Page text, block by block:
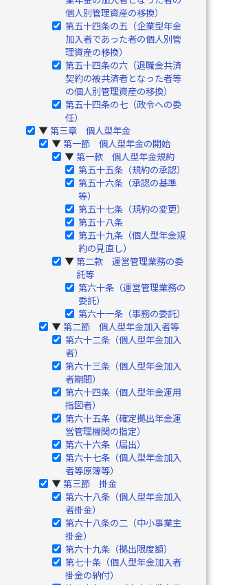
個人別管理資産の移換）
第五十四条の五（企業型年金
加入者であった者の個人別管
理資産の移換）
第五十四条の六（退職金共済
契約の被共済者となった者等
の個人別管理資産の移換）
第五十四条の七（政令への委
任）
▶ 第三章 個人型年金
▶ 第一節 個人型年金の開始
▶ 第一款 個人型年金規約
第五十五条（規約の承認）
第五十六条（承認の基準
等）
第五十七条（規約の変更）
第五十八条
第五十九条（個人型年金規
約の見直し）
▶ 第二款 運営管理業務の委
託等
第六十条（運営管理業務の
委託）
第六十一条（事務の委託）
▶ 第二節 個人型年金加入者等
第六十二条（個人型年金加入
者）
第六十三条（個人型年金加入
者期間）
第六十四条（個人型年金運用
指図者）
第六十五条（確定拠出年金運
営管理機関の指定）
第六十六条（届出）
第六十七条（個人型年金加入
者等原簿等）
▶ 第三節 掛金
第六十八条（個人型年金加入
者掛金）
第六十八条の二（中小事業主
掛金）
第六十九条（拠出限度額）
第七十条（個人型年金加入者
掛金の納付）